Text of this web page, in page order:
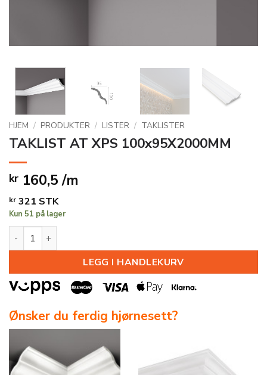
HJEM / PRODUKTER / LISTER / TAKLISTER
TAKLIST AT XPS 100x95X2000MM
kr 160,5 /m
kr 321 STK
Kun 51 på lager
TAKLIST AT XPS 100x95X2000MM antall
LEGG I HANDLEKURV
Ønsker du ferdig hjørnesett?